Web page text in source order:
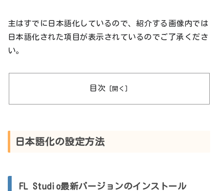
主はすでに日本語化しているので、紹介する画像内では
日本語化された項目が表示されているのでご了承くださ
い。
目次
日本語化の設定方法
FL Studio最新バージョンのインストール